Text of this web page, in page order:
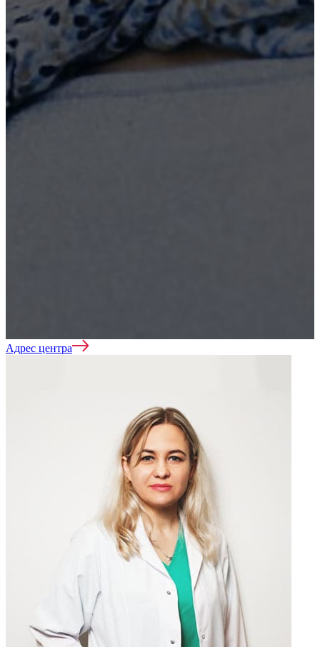
Реабилитация
Вывод из запоя
Адрес центра